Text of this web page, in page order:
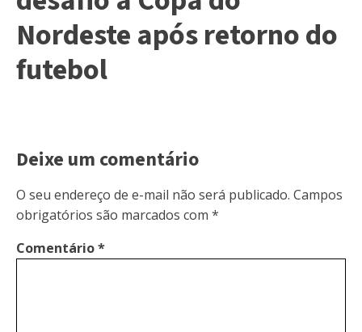
Nordeste após retorno do
futebol
Deixe um comentário
O seu endereço de e-mail não será publicado. Campos
obrigatórios são marcados com *
Comentário*